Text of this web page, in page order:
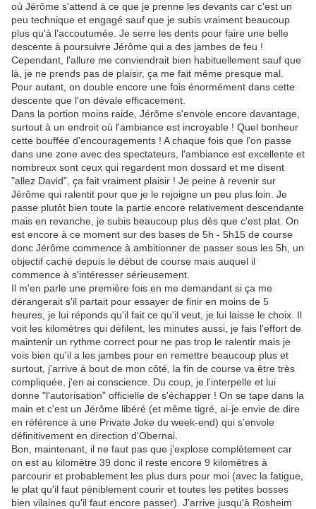
où Jérôme s'attend à ce que je prenne les devants car c'est un
peu technique et engagé sauf que je subis vraiment beaucoup
plus qu'à l'accoutumée. Je serre les dents pour faire une belle
descente à poursuivre Jérôme qui a des jambes de feu !
Cependant, l'allure me conviendrait bien habituellement sauf que
là, je ne prends pas de plaisir, ça me fait même presque mal.
Pour autant, on double encore une fois énormément dans cette
descente que l'on dévale efficacement.
Dans la portion moins raide, Jérôme s'envole encore davantage,
surtout à un endroit où l'ambiance est incroyable ! Quel bonheur
cette bouffée d'encouragements ! A chaque fois que l'on passe
dans une zone avec des spectateurs, l'ambiance est excellente et
nombreux sont ceux qui regardent mon dossard et me disent
"allez David", ça fait vraiment plaisir ! Je peine à revenir sur
Jérôme qui ralentit pour que je le rejoigne un peu plus loin. Je
passe plutôt bien toute la partie encore relativement descendante
mais en revanche, je subis beaucoup plus dès que c'est plat. On
est encore à ce moment sur des bases de 5h - 5h15 de course
donc Jérôme commence à ambitionner de passer sous les 5h, un
objectif caché depuis le début de course mais auquel il
commence à s'intéresser sérieusement.
Il m'en parle une première fois en me demandant si ça me
dérangerait s'il partait pour essayer de finir en moins de 5
heures, je lui réponds qu'il fait ce qu'il veut, je lui laisse le choix. Il
voit les kilomètres qui défilent, les minutes aussi, je fais l'effort de
maintenir un rythme correct pour ne pas trop le ralentir mais je
vois bien qu'il a les jambes pour en remettre beaucoup plus et
surtout, j'arrive à bout de mon côté, la fin de course va être très
compliquée, j'en ai conscience. Du coup, je l'interpelle et lui
donne "l'autorisation" officielle de s'échapper ! On se tape dans la
main et c'est un Jérôme libéré (et même tigré, ai-je envie de dire
en référence à une Private Joke du week-end) qui s'envole
définitivement en direction d'Obernai.
Bon, maintenant, il ne faut pas que j'explose complètement car
on est au kilomètre 39 donc il reste encore 9 kilomètres à
parcourir et probablement les plus durs pour moi (avec la fatigue,
le plat qu'il faut péniblement courir et toutes les petites bosses
bien vilaines qu'il faut encore passer). J'arrive jusqu'à Rosheim